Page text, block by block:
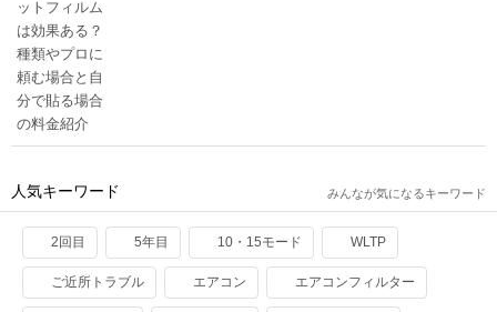
人気キーワード みんなが気になるキーワード
2回目 5年目 10・15モード WLTP
ご近所トラブル エアコン エアコンフィルター